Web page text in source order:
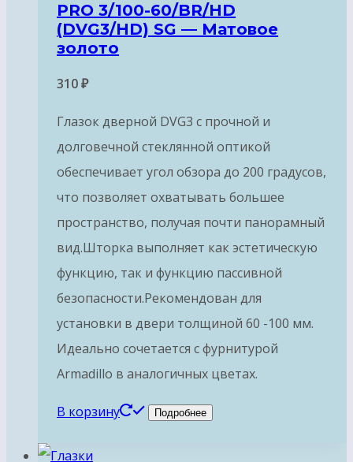
PRO 3/100-60/BR/HD
(DVG3/HD) SG — Матовое
золото
310₽
Глазок дверной DVG3 с прочной и
долговечной стеклянной оптикой
обеспечивает угол обзора до 200 градусов,
что позволяет охватывать большее
пространство, получая почти панорамный
вид.Шторка выполняет как эстетическую
функцию, так и функцию пассивной
безопасности.Рекомендован для
установки в двери толщиной 60 -100 мм.
Идеально сочетается с фурнитурой
Armadillo в аналогичных цветах.
В корзину Подробнее